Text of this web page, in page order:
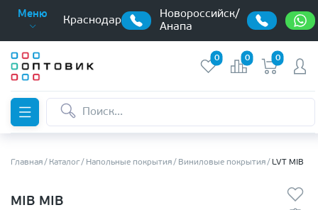
Меню
Краснодар
Новороссийск/
Анапа
0 0 0
Главная Каталог Напольные покрытия Виниловые покрытия LVT MIB
MIB MIB